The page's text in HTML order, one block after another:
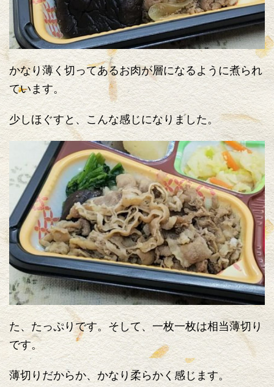
かなり薄く切ってあるお肉が層になるように煮られ
ています。
少しほぐすと、こんな感じになりました。
た、たっぷりです。そして、一枚一枚は相当薄切り
です。
薄切りだからか、かなり柔らかく感じます。